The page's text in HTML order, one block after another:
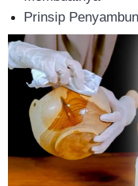
Kuat
Tahan
Prinsip